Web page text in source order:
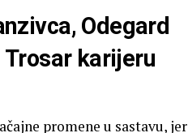
Odegard
karijeru
promene u sastavu, jer